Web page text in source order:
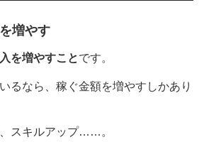
増やす
を増やすことです。
るなら、稼ぐ金額を増やすしかあり
スキルアップ……。